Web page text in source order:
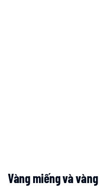
Vàng miếng và